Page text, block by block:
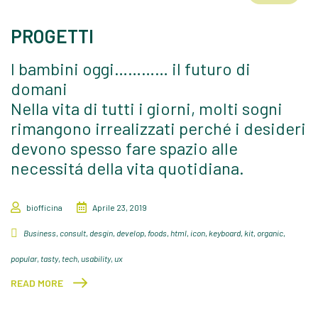
PROGETTI
I bambini oggi………… il futuro di
domani
Nella vita di tutti i giorni, molti sogni
rimangono irrealizzati perché i desideri
devono spesso fare spazio alle
necessitá della vita quotidiana.
biofficina Aprile 23, 2019
Business, consult, desgin, develop, foods, html, icon, keyboard, kit, organic,
popular, tasty, tech, usability, ux
READ MORE